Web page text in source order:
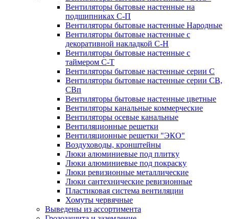
Вентиляторы бытовые настенные на
подшипниках С-П
Вентиляторы бытовые настенные Народные
Вентиляторы бытовые настенные с
декоративной накладкой С-Н
Вентиляторы бытовые настенные с
таймером С-Т
Вентиляторы бытовые настенные серии С
Вентиляторы бытовые настенные серии СВ,
СВп
Вентиляторы бытовые настенные цветные
Вентиляторы канальные коммерческие
Вентиляторы осевые канальные
Вентиляционные решетки
Вентиляционные решетки "ЭКО"
Воздуховоды, кронштейны
Люки алюминиевые под плитку
Люки алюминиевые под покраску
Люки ревизионные металлические
Люки сантехнические ревизионные
Пластиковая система вентиляции
Хомуты червячные
Выведены из ассортимента